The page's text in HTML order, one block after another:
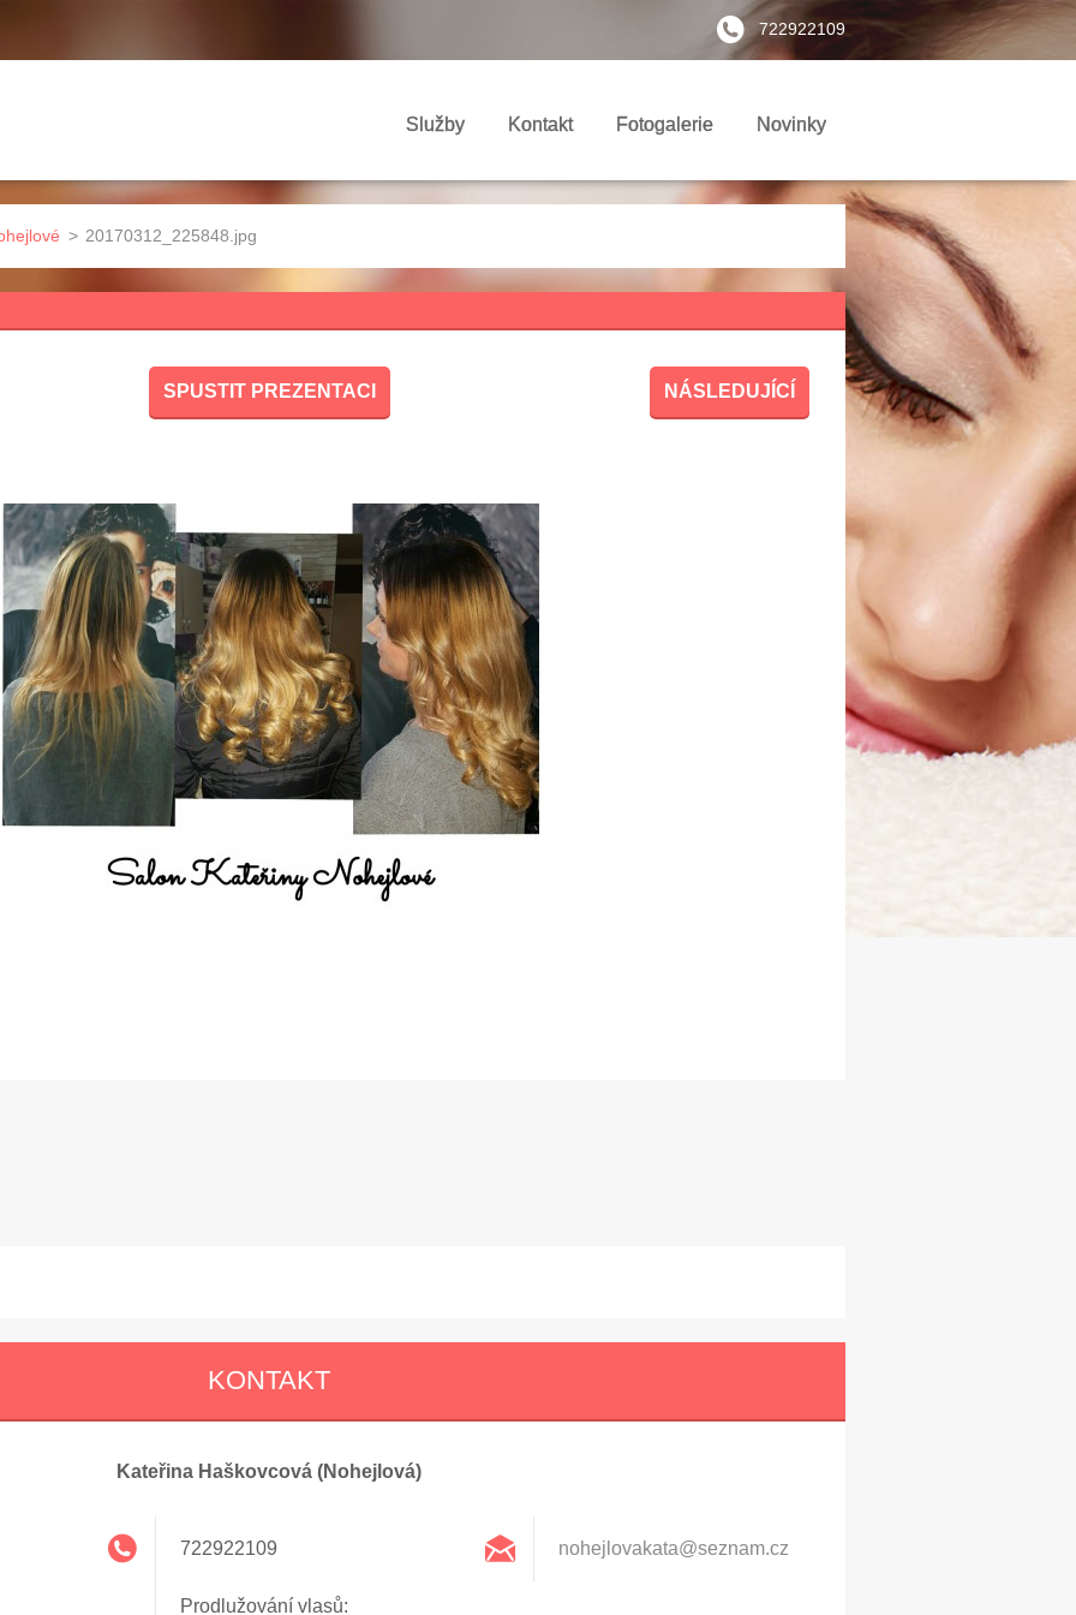
722922109
Služby Kontakt Fotogalerie Novinky
> 20170312_225848.jpg
SPUSTIT PREZENTACI NÁSLEDUJÍCÍ
KONTAKT
Kateřina Haškovcová (Nohejlová)
722922109
Prodlužování vlasů:
nohejlovakata@seznam.cz